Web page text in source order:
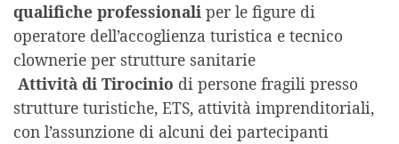
qualifiche professionali per le figure di
operatore dell’accoglienza turistica e tecnico
clownerie per strutture sanitarie
Attività di Tirocinio di persone fragili presso
strutture turistiche, ETS, attività imprenditoriali,
con l’assunzione di alcuni dei partecipanti